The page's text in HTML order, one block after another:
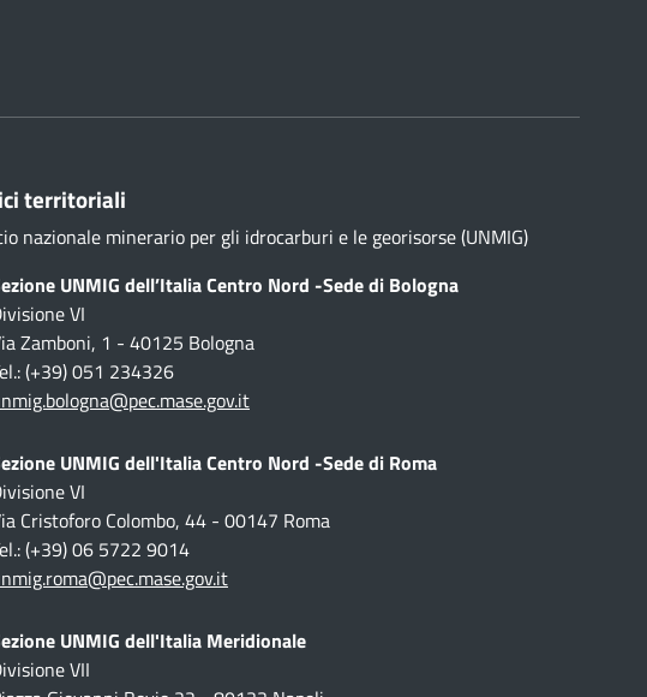
territoriali
nazionale minerario per gli idrocarburi e le georisorse (UNMIG)
UNMIG dell’Italia Centro Nord -Sede di Bologna
VI
Zamboni, 1 - 40125 Bologna
(+39) 051 234326
UNMIG dell'Italia Centro Nord -Sede di Roma
VI
Cristoforo Colombo, 44 - 00147 Roma
(+39) 06 5722 9014
UNMIG dell'Italia Meridionale
VII